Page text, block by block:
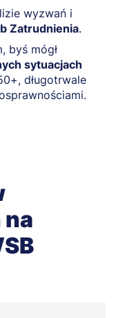
wyzwań i
Zatrudnienia.
byś mógł
sytuacjach
długotrwale